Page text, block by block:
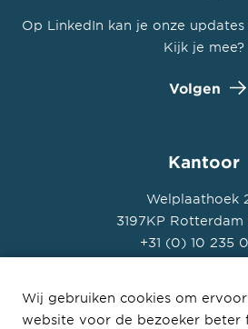
Op LinkedIn kan je onze
Kijk je mee?
Volgen
Kantoor
Welplaathoek
3197KP
+31 (0) 10 235
Wij gebruiken cookies om
website voor de bezoeker beter